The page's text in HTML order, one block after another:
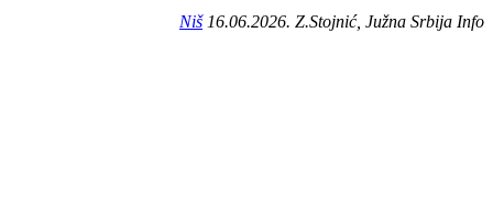
Niš16.06.2026. Z.Stojnić, Južna Srbija Info